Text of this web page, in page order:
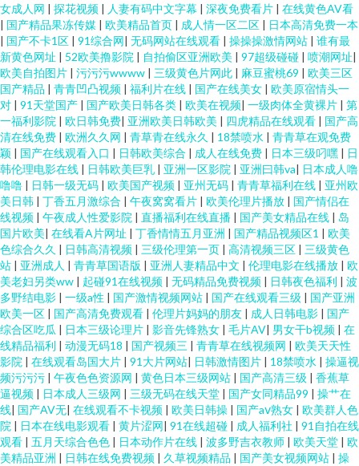
女成人网 | 探花视频 | 人妻有码中文字幕 | 深夜免费看片 | 在线黄色AV看
| 国产精品果冻传媒 | 欧美精品首页 | 成人情一区二区 | 日本高清免费一本
| 国产不卡1区 | 91综合网| 无码网站在线观看 | 操操操激情网站 | 谁有最
新黄色网址 | 52欧美撸影院 | 自拍偷区亚洲欧美 | 97超级碰碰 | 喷潮网址|
欧美自拍图片 | 污污污wwww | 三级黄色片网此 | 麻豆蜜桃69 | 欧美三区
国产精品 | 青青凹凸视频 | 福利片在线 | 国产在线美女 | 欧美原宿情头一
对 | 91天堂国产 | 国产欧美日韩各类 | 欧美在视频| 一级肉体全黄裸片 | 第
一福利影院 | 欧日韩免费| 亚洲欧美日韩欧美 | 四虎精品在线观看 | 国产高
清在线免费 | 欧洲久久网 | 青草青在线永久 | 18禁喷水 | 青青草在观免费
颖 | 国产在线观看入口 | 日韩欧美综合 | 成人在线免费 | 日本三级叼嘿 | 日
韩伦理电影在线 | 日韩欧美巨乳 | 亚洲一区影院 | 亚洲曰韩va| 日本成人噜
噜噜 | 日韩一级无码 | 欧美国产视频 | 亚州无码 | 青青草福利在线 | 亚州欧
美日韩 | 丁香五月激综合 | 午夜窝窝看片 | 欧美伦理片播放 | 国产情侣在
线视频 | 午夜成人性爱影院 | 直播福利在线直播 | 国产美女精品在线 | 岛
国片欧美| 在线看A片网址 | 丁香情情五月亚洲 | 国产精品视频区1 | 欧美
色综合久久 | 日韩高清视频 | 三级伦理第一页 | 高清视频三区 | 三级黄色
站 | 亚洲成人 | 青青草国语版 | 亚洲人妻精品中文 | 伦理电影在线播放 | 欧
美老妇另类ww | 起碰91在线视频 | 无码精品免费视频 | 日韩夜色福利 | 波
多野结电影 | 一级a性 | 国产激情视频网站 | 国产在线观看三级 | 国产亚洲
欧美一区 | 国产高清免费观看 | 伦理片妈妈的朋友 | 成人日韩电影 | 国产
综合区吃瓜 | 日本三级论理片 | 影音先锋熟女 | 毛片AV| 男女干b视频 | 在
线精品福利 | 动漫无码18 | 国产视频三 | 青青草在线视频网 | 欧美天天性
影院 | 在线观看岛国大片 | 91大片网站| 日韩激情图片 | 18禁喷水 | 操逼视
频污污污 | 午夜色色资源网 | 黄色日本三级网站 | 国产高清三级 | 香蕉草
逼视频 | 日本成人三级网 | 三级无码在线天堂 | 国产女同精品99 | 操艹在
线| 国产AV无| 在线观看不卡视频 | 欧美日韩操 | 国产aⅴ熟女 | 欧美群人色
院 | 日本在线电影观看 | 黄片涩网| 91在线超碰 | 成人福利社 | 91自拍在线
观看 | 五月天综合色色 | 日本动作片在线 | 波多野吉衣教师 | 欧美天堂 | 欧
美精品亚洲 | 日韩在线免费视频 | 久草视频精品 | 国产美女视频网站 | 操